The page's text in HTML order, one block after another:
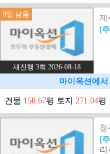
9일 남음
재진행 3회 2026-08-18
제
[
마이옥션에
건물 158.67평 토지 271.04평
청
[
리